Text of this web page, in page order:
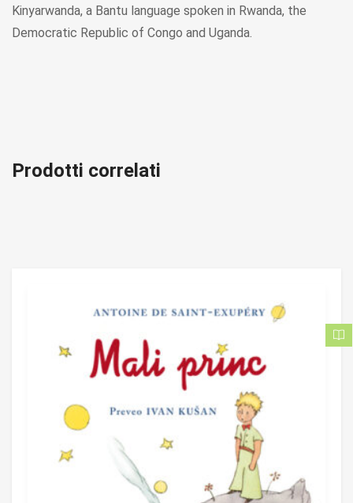
Kinyarwanda, a Bantu language spoken in Rwanda, the
Democratic Republic of Congo and Uganda.
Prodotti correlati